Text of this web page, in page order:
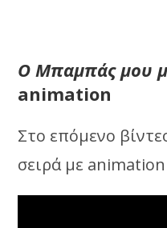
Ο Μπαμπάς μου
animation
Στο επόμενο
σειρά με